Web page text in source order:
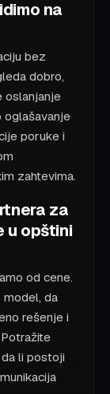
na
bez
dobro,
oslanjanje
poruke i
zahtevima.
za
u opštini
od cene.
model, da
rešenje i
li postoji